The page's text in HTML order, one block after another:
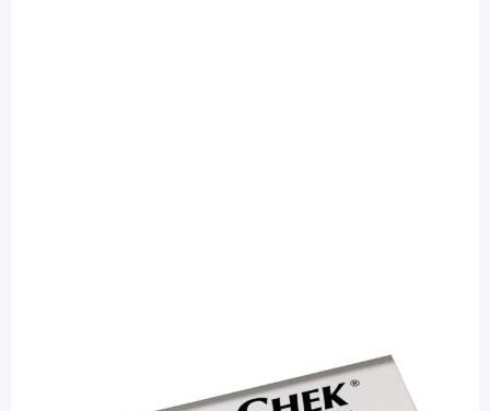
Accu-Chek 3,15 ml Ampullen System -
Insulin-Reservoir / 5 Stück